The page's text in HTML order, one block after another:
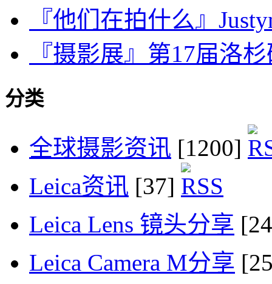
『他们在拍什么』
『摄影展』第17届洛
分类
全球摄影资讯 [1200]
Leica资讯 [37]
Leica Lens 镜头分享
Leica Camera M分享